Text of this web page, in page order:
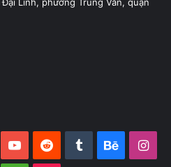
Linh, phường Trung Văn, quận
YouTubeRedditTumblrBehance